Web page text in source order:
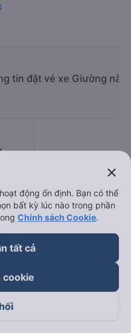
tin đặt vé xe Giường
Điểm
181 Chu Văn An,
close
động ổn định. Bạn có thể
bất kỳ lúc nào trong phần
Chính sách Cookie.
tất cả
cookie